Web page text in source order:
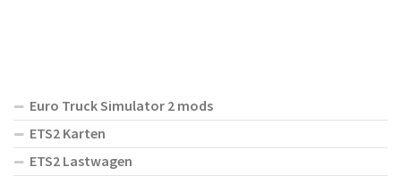
Euro Truck Simulator 2 mods
ETS2 Karten
ETS2 Lastwagen